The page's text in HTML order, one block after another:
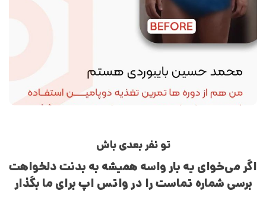
تو نفر بعدی باش
اگر می‌خوای یه بار واسه همیشه به بدنت دلخواهت
برسی شماره تماست را در واتس اپ برای ما بگذار